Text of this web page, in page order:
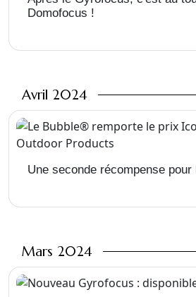
Domofocus !
Avril 2024
Une seconde récompense
Mars 2024